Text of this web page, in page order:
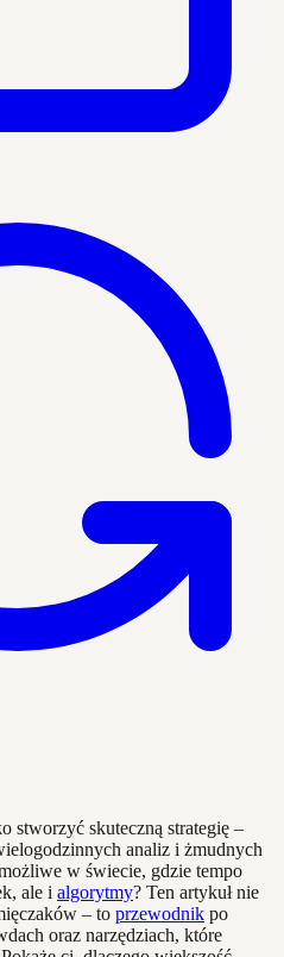
stworzyć skuteczną strategię –
analiz i żmudnych
w świecie, gdzie tempo
ale i algorytmy? Ten artykuł nie
– to przewodnik po
oraz narzędziach, które